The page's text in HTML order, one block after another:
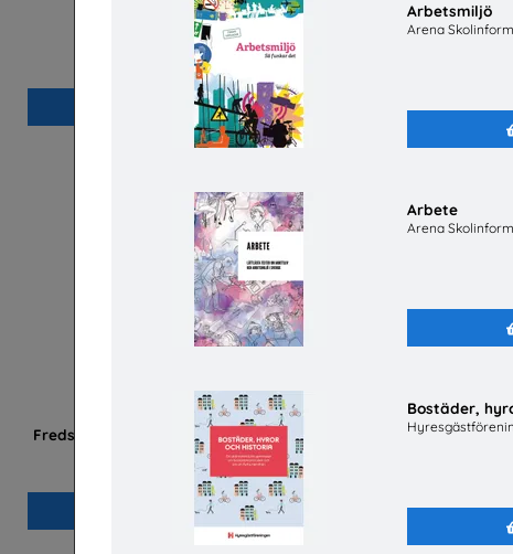
Arbetsmiljö
Arena
Arbete
Arena
Bostäder,
Jobba på apotek
Sveriges Apoteksförening
Beställ 0kr
Fredsakademin - Metodmaterial om hållbar
fred och säkerhet
Svenska Freds
Beställ 0kr